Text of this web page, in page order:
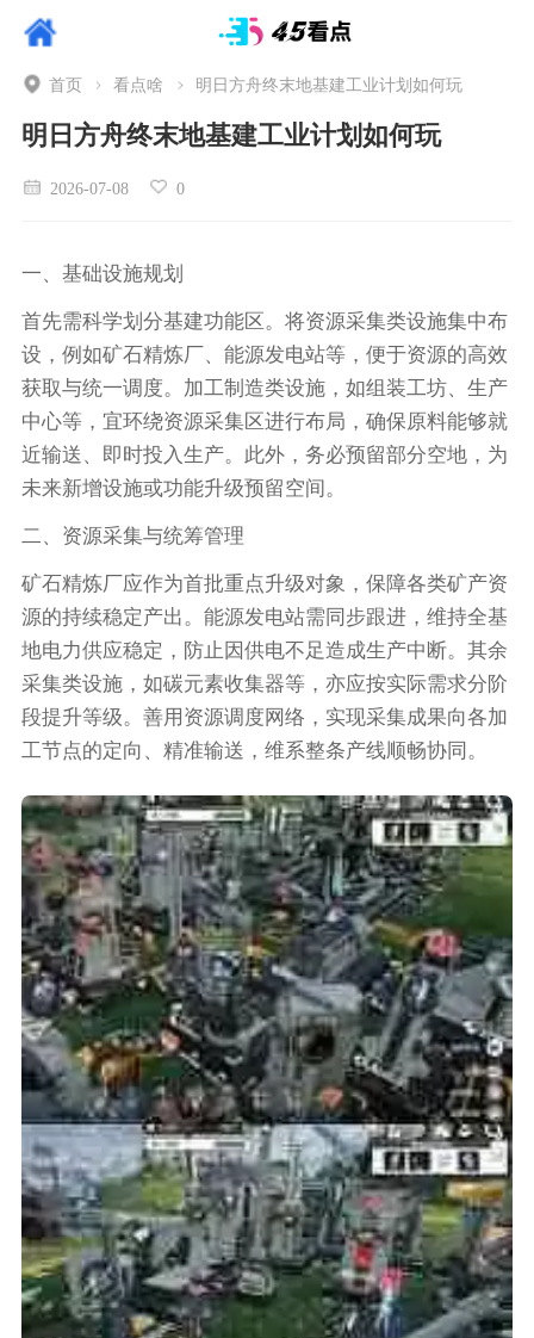
首页 看点啥 明日方舟终末地基建工业计划如何玩
明日方舟终末地基建工业计划如何玩
2026-07-08 0
一、基础设施规划
首先需科学划分基建功能区。将资源采集类设施集中布
设，例如矿石精炼厂、能源发电站等，便于资源的高效
获取与统一调度。加工制造类设施，如组装工坊、生产
中心等，宜环绕资源采集区进行布局，确保原料能够就
近输送、即时投入生产。此外，务必预留部分空地，为
未来新增设施或功能升级预留空间。
二、资源采集与统筹管理
矿石精炼厂应作为首批重点升级对象，保障各类矿产资
源的持续稳定产出。能源发电站需同步跟进，维持全基
地电力供应稳定，防止因供电不足造成生产中断。其余
采集类设施，如碳元素收集器等，亦应按实际需求分阶
段提升等级。善用资源调度网络，实现采集成果向各加
工节点的定向、精准输送，维系整条产线顺畅协同。